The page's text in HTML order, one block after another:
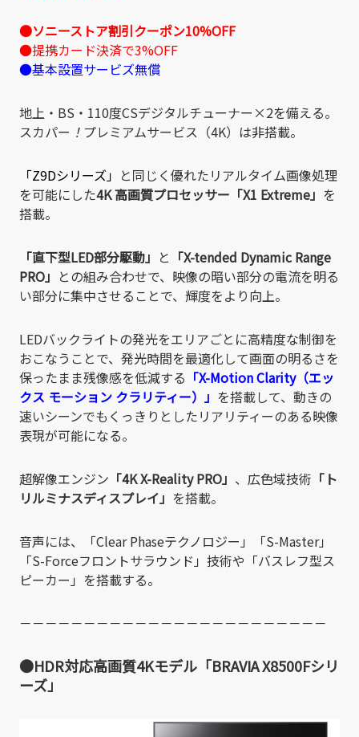
●ソニーストア割引クーポン10%OFF
●提携カード決済で3%OFF
●基本設置サービズ無償
地上・BS・110度CSデジタルチューナー×2を備える。
スカパー ！ プレミアムサービス（4K）は非搭載。
「Z9Dシリーズ」 と同じく優れたリアルタイム画像処理
を可能にした4K 高画質プロセッサー「X1 Extreme」 を
搭載。
「直下型LED部分駆動」 と 「X-tended Dynamic Range
PRO」 との組み合わせで、映像の暗い部分の電流を明る
い部分に集中させることで、輝度をより向上。
LEDバックライトの発光をエリアごとに高精度な制御を
おこなうことで、発光時間を最適化して画面の明るさを
保ったまま残像感を低減する 「X-Motion Clarity（エッ
クス モーション クラリティー）」 を搭載して、動きの
速いシーンでもくっきりとしたリアリティーのある映像
表現が可能になる。
超解像エンジン 「4K X-Reality PRO」 、広色域技術 「ト
リルミナスディスプレイ」 を搭載。
音声には、「Clear Phaseテクノロジー」「S-Master」
「S-Forceフロントサラウンド」技術や「バスレフ型ス
ピーカー」を搭載する。
－－－－－－－－－－－－－－－－－－－－－－－－
●HDR対応高画質4Kモデル「BRAVIA X8500Fシリ
ーズ」